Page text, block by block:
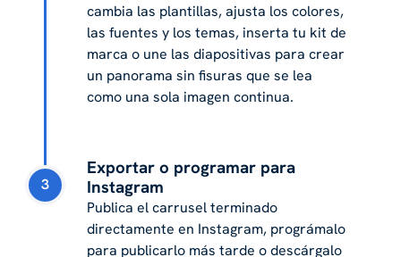
cambia las plantillas, ajusta los colores,
las fuentes y los temas, inserta tu kit de
marca o une las diapositivas para crear
un panorama sin fisuras que se lea
como una sola imagen continua.
3
Exportar o programar para
Instagram
Publica el carrusel terminado
directamente en Instagram, prográmalo
para publicarlo más tarde o descárgalo